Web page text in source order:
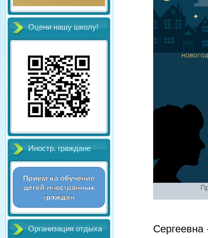
Оцени нашу школу!
Иностр. граждане
Организация отдыха
Сергеевна